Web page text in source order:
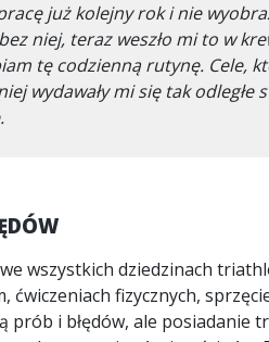
już kolejny rok i nie
niej, teraz weszło mi to w
tę codzienną rutynę. Cele,
wydawały mi się tak odległe
wszystkich dziedzinach
fizycznych,
prób i błędów, ale posiadanie